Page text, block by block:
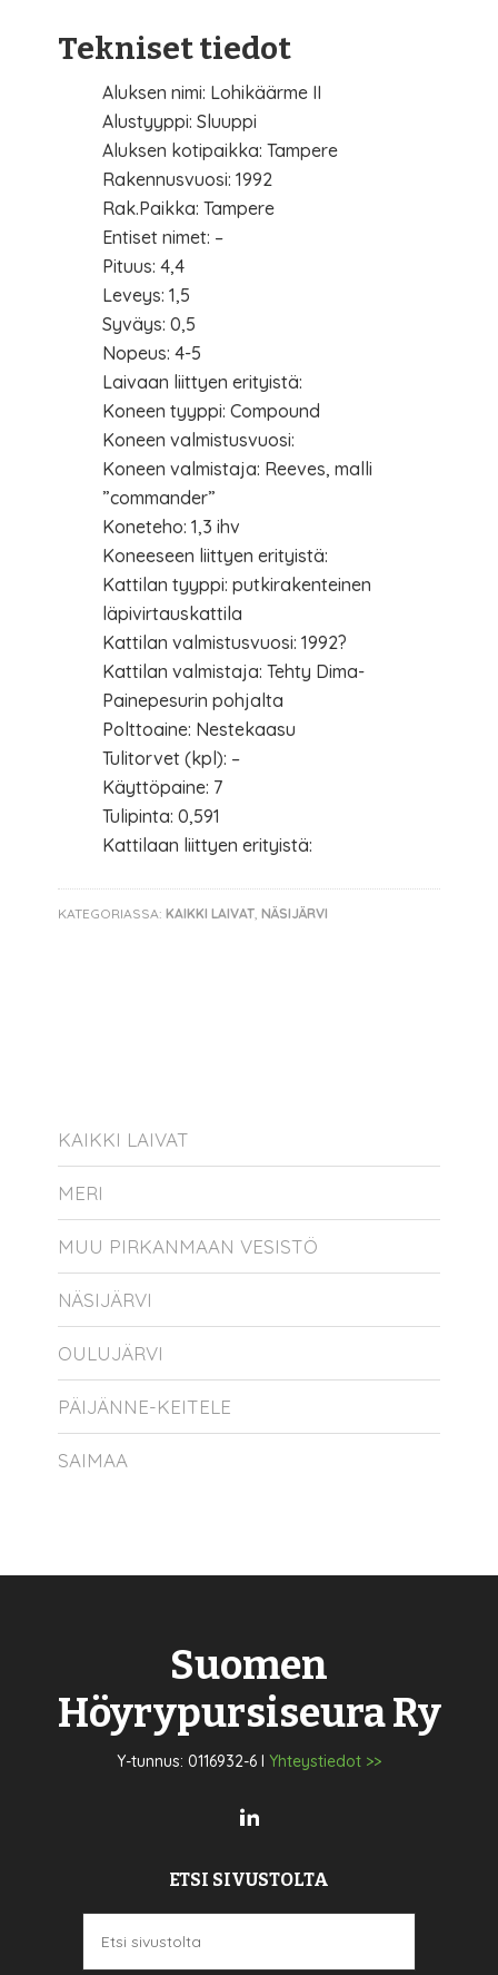
Tekniset tiedot
Aluksen nimi: Lohikäärme II
Alustyyppi: Sluuppi
Aluksen kotipaikka: Tampere
Rakennusvuosi: 1992
Rak.Paikka: Tampere
Entiset nimet: –
Pituus: 4,4
Leveys: 1,5
Syväys: 0,5
Nopeus: 4-5
Laivaan liittyen erityistä:
Koneen tyyppi: Compound
Koneen valmistusvuosi:
Koneen valmistaja: Reeves, malli
”commander”
Koneteho: 1,3 ihv
Koneeseen liittyen erityistä:
Kattilan tyyppi: putkirakenteinen
läpivirtauskattila
Kattilan valmistusvuosi: 1992?
Kattilan valmistaja: Tehty Dima-
Painepesurin pohjalta
Polttoaine: Nestekaasu
Tulitorvet (kpl): –
Käyttöpaine: 7
Tulipinta: 0,591
Kattilaan liittyen erityistä:
KATEGORIASSA:KAIKKI LAIVAT,NÄSIJÄRVI
KAIKKI LAIVAT
MERI
MUU PIRKANMAAN VESISTÖ
NÄSIJÄRVI
OULUJÄRVI
PÄIJÄNNE-KEITELE
SAIMAA
Suomen
Höyrypursiseura Ry
Y-tunnus: 0116932-6 I Yhteystiedot >>
ETSI SIVUSTOLTA